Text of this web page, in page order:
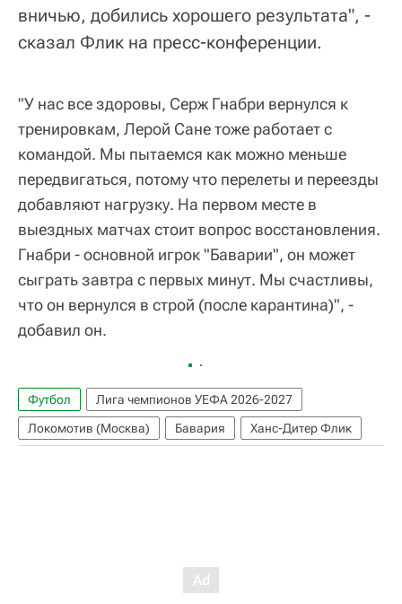
вничью, добились хорошего результата", -
сказал Флик на пресс-конференции.
"У нас все здоровы, Серж Гнабри вернулся к
тренировкам, Лерой Сане тоже работает с
командой. Мы пытаемся как можно меньше
передвигаться, потому что перелеты и переезды
добавляют нагрузку. На первом месте в
выездных матчах стоит вопрос восстановления.
Гнабри - основной игрок "Баварии", он может
сыграть завтра с первых минут. Мы счастливы,
что он вернулся в строй (после карантина)", -
добавил он.
Футбол
Лига чемпионов УЕФА 2026-2027
Локомотив (Москва)
Бавария Ханс-Дитер Флик